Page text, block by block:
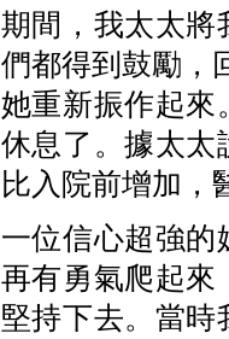
期間，我太太將
們都得到鼓勵，
她重新振作起來
休息了。據太太
比入院前增加，
一位信心超強的
再有勇氣爬起來
堅持下去。當時